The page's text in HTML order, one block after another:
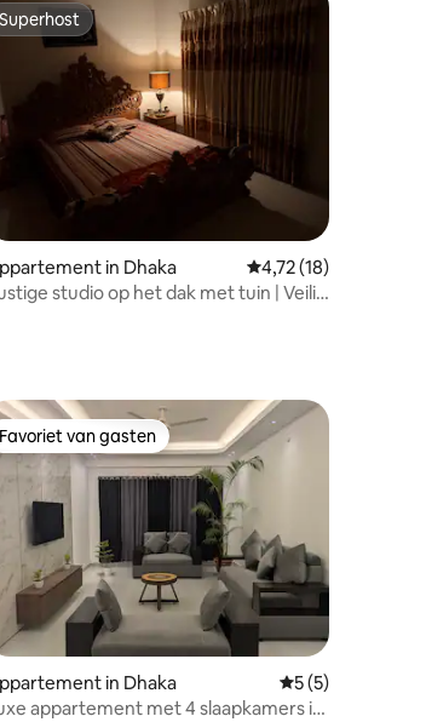
beoordeling van 5 uit 5, 11 recensies
Superhost
Superhost
in Dhaka Gemiddelde
4,72 (18)
studio op het dak met tuin | Veilig
van 4,97 uit 5, 36 recensies
Favoriet van gasten
Favoriet van gasten
in Dhaka Gemiddelde
5 (5)
appartement met 4 slaapkamers in